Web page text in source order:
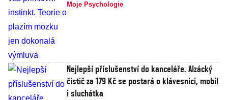
Moje Psychologie
Nejlepší příslušenství do kanceláře. Alzácký
čistič za 179 Kč se postará o klávesnici, mobil
i sluchátka